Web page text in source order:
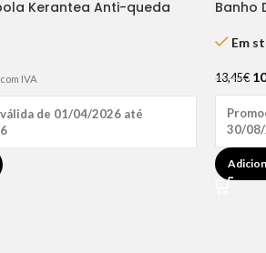
Kerantea Anti-queda
com IVA
de 01/04/2026 até
Banho
Em
13,45€
30/